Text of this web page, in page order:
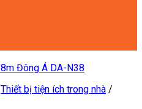
Thiết bị tiện ích trong nhà /